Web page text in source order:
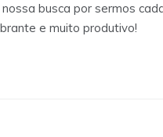
busca por sermos
e muito produtivo!